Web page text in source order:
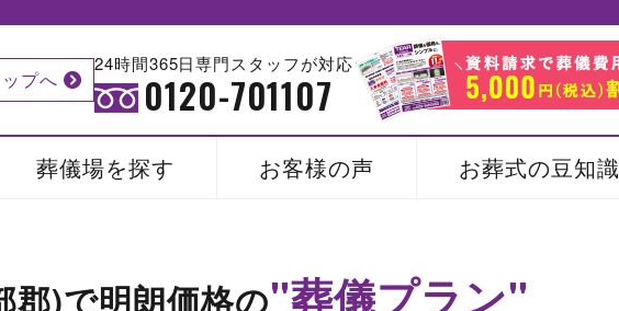
プへ
24時間365日専門スタッフが対応
0120-701107
葬儀場を探す お客様の声 お葬式の豆知識
郡)で明朗価格の"葬儀プラン"